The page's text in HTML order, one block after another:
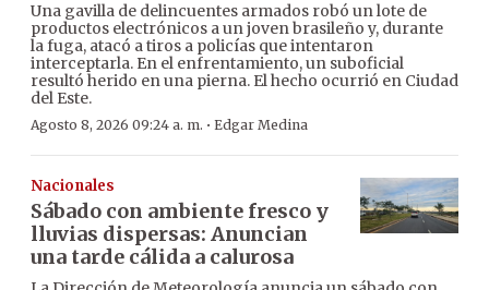
Una gavilla de delincuentes armados robó un lote de
productos electrónicos a un joven brasileño y, durante
la fuga, atacó a tiros a policías que intentaron
interceptarla. En el enfrentamiento, un suboficial
resultó herido en una pierna. El hecho ocurrió en Ciudad
del Este.
Agosto 8, 2026 09:24 a. m. · Edgar Medina
Nacionales
Sábado con ambiente fresco y
lluvias dispersas: Anuncian
una tarde cálida a calurosa